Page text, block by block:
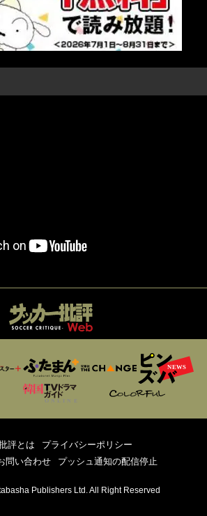
評とは
プライバシーポリシー
問い合わせ プッシュ通知の配信停止
Publishers Ltd. All Right Reserved